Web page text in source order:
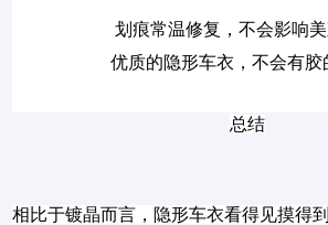
划痕常温修复，不会影响美
优质的隐形车衣，不会有胶
总结
相比于镀晶而言，隐形车衣看得见摸得